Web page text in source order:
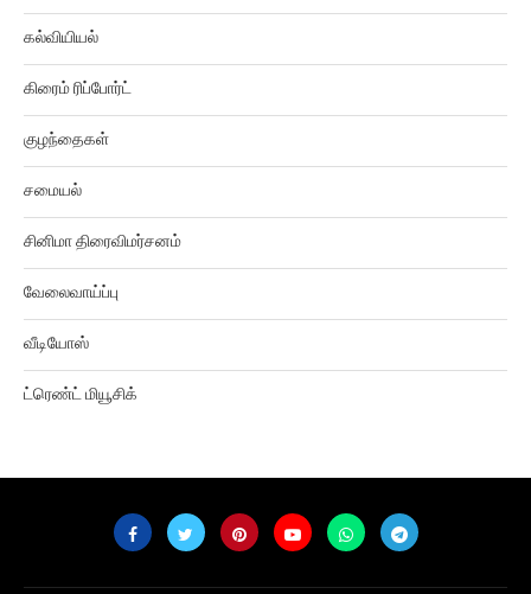
கல்வியியல்
கிரைம் ரிப்போர்ட்
குழந்தைகள்
சமையல்
சினிமா திரைவிமர்சனம்
வேலைவாய்ப்பு
வீடியோஸ்
ட்ரெண்ட் மியூசிக்